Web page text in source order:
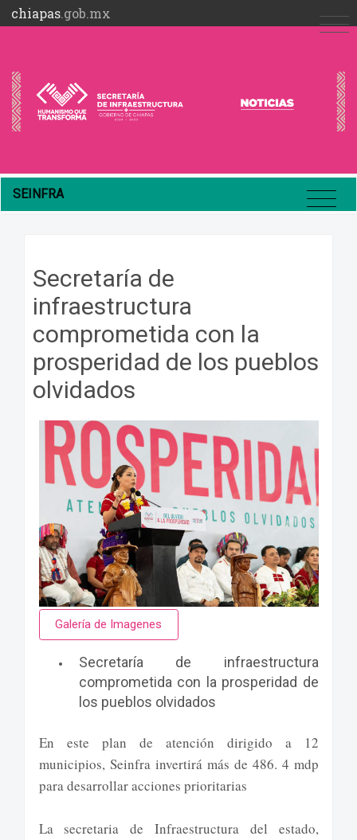
chiapas.gob.mx
SEINFRA
Secretaría de
infraestructura
comprometida con la
prosperidad de los pueblos
olvidados
Galería de Imagenes
Secretaría de infraestructura
comprometida con la prosperidad de
los pueblos olvidados
En este plan de atención dirigido a 12
municipios, Seinfra invertirá más de 486. 4 mdp
para desarrollar acciones prioritarias
La secretaria de Infraestructura del estado,